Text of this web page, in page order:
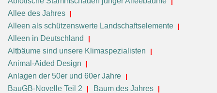
Allee des Jahres
Alleen als schützenswerte Landschaftselemente
Alleen in Deutschland
Altbäume sind unsere Klimaspezialisten
Animal-Aided Design
Anlagen der 50er und 60er Jahre
BauGB-Novelle Teil 2
Baum des Jahres